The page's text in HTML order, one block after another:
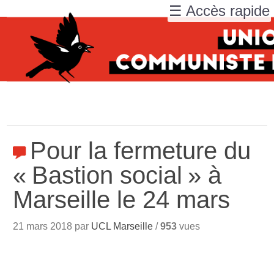
Pour la fermeture du
« Bastion social » à
Marseille le 24 mars
21 mars 2018 par UCL Marseille /953 vues
☰ Accès rapide